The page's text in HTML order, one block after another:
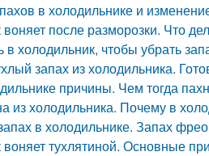
в холодильнике и
после разморозки. Что
в холодильник, чтобы убрать
запах из холодильника.
причины. Чем тогда
из холодильника. Почему в
в холодильнике. Запах
тухлятиной. Основные